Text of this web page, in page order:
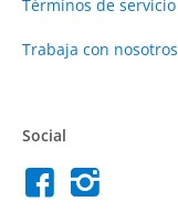
Términos de servicio
Trabaja con nosotros
Social